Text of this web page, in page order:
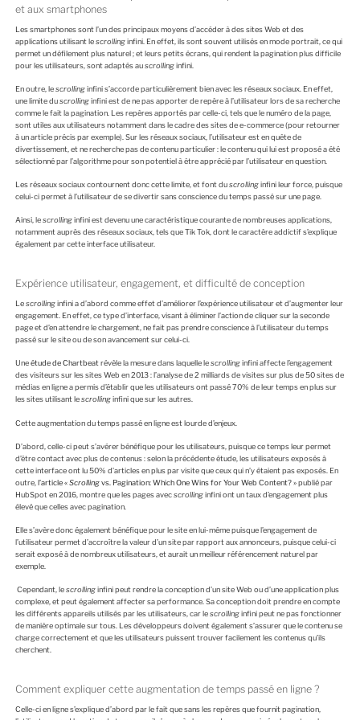
et aux smartphones
Les smartphones sont l’un des principaux moyens d’accéder à des sites Web et des
applications utilisant lescrollinginfini. En effet, ils sont souvent utilisés en mode portrait, ce qui
permet un défilement plus naturel ; et leurs petits écrans, qui rendent la pagination plus difficile
pour les utilisateurs, sont adaptés auscrollinginfini.
En outre, lescrollinginfini s’accorde particulièrement bien avec les réseaux sociaux. En effet,
une limite duscrollinginfini est de ne pas apporter de repère à l’utilisateur lors de sa recherche
comme le fait la pagination. Les repères apportés par celle-ci, tels que le numéro de la page,
sont utiles aux utilisateurs notamment dans le cadre des sites de e-commerce (pour retourner
à un article précis par exemple). Sur les réseaux sociaux, l’utilisateur est en quête de
divertissement, et ne recherche pas de contenu particulier : le contenu qui lui est proposé a été
sélectionné par l’algorithme pour son potentiel à être apprécié par l’utilisateur en question.
Les réseaux sociaux contournent donc cette limite, et font duscrollinginfini leur force, puisque
celui-ci permet à l’utilisateur de se divertir sans conscience du temps passé sur une page.
Ainsi, lescrollinginfini est devenu une caractéristique courante de nombreuses applications,
notamment auprès des réseaux sociaux, tels que Tik Tok, dont le caractère addictif s’explique
également par cette interface utilisateur.
Expérience utilisateur, engagement, et difficulté de conception
Lescrollinginfini a d’abord comme effet d’améliorer l’expérience utilisateur et d’augmenter leur
engagement. En effet, ce type d’interface, visant à éliminer l’action de cliquer sur la seconde
page et d’en attendre le chargement, ne fait pas prendre conscience à l’utilisateur du temps
passé sur le site ou de son avancement sur celui-ci.
Uneétude de Chartbeatrévèle la mesure dans laquelle lescrollinginfini affecte l’engagement
des visiteurs sur les sites Web en 2013 : l’analyse de 2 milliards de visites sur plus de 50 sites de
médias en ligne a permis d’établir que les utilisateurs ont passé 70% de leur temps en plus sur
les sites utilisant lescrollinginfini que sur les autres.
Cette augmentation du temps passé en ligne est lourde d’enjeux.
D’abord, celle-ci peut s’avérer bénéfique pour les utilisateurs, puisque ce temps leur permet
d’être contact avec plus de contenus : selon la précédente étude, les utilisateurs exposés à
cette interface ont lu 50% d’articles en plus par visite que ceux qui n’y étaient pas exposés. En
outre, l’article «Scrollingvs. Pagination: Which One Wins for Your Web Content? »publié par
HubSpot en 2016, montre que les pages avecscrollinginfini ont un taux d’engagement plus
élevé que celles avec pagination.
Elle s’avère donc également bénéfique pour le site en lui-même puisque l’engagement de
l’utilisateur permet d’accroître la valeur d’un site par rapport aux annonceurs, puisque celui-ci
serait exposé à de nombreux utilisateurs, et aurait un meilleur référencement naturel par
exemple.
Cependant, lescrollinginfini peut rendre la conception d’un site Web ou d’une application plus
complexe, et peut également affecter sa performance. Sa conception doit prendre en compte
les différents appareils utilisés par les utilisateurs, car lescrollinginfini peut ne pas fonctionner
de manière optimale sur tous. Les développeurs doivent également s’assurer que le contenu se
charge correctement et que les utilisateurs puissent trouver facilement les contenus qu’ils
cherchent.
Comment expliquer cette augmentation de temps passé en ligne ?
Celle-ci en ligne s’explique d’abord par le fait que sans les repères que fournit pagination,